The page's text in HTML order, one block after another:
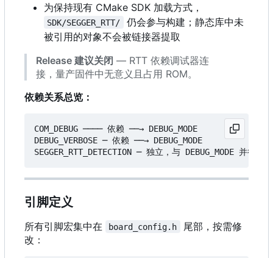
为保持现有 CMake SDK 加载方式，
SDK/SEGGER_RTT/
仍会参与构建；静态库中未
被引用的对象不会被链接器提取
Release 建议关闭 — RTT 依赖调试器连
接，量产固件中无意义且占用 ROM。
依赖关系总览：
COM_DEBUG ──── 依赖 ──→ DEBUG_MODE
DEBUG_VERBOSE ─ 依赖 ──→ DEBUG_MODE
引脚定义
所有引脚宏集中在 board_config.h
尾部，按需修
改：